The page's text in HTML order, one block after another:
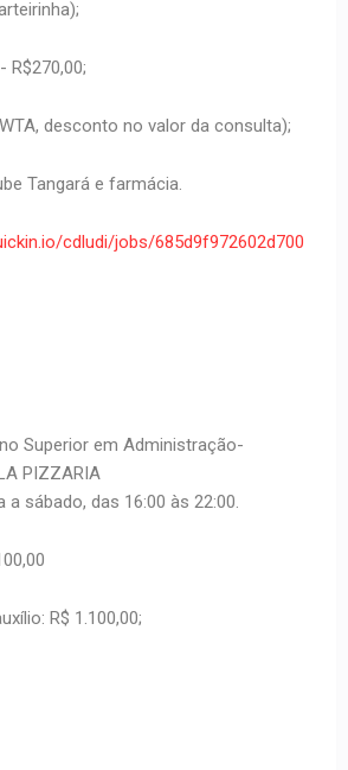
desconto no valor da consulta);
Tangará e farmácia.
cdludi/jobs/685d9f972602d700
Superior em Administração-
PIZZARIA
sábado, das 16:00 às 22:00.
R$ 1.100,00;